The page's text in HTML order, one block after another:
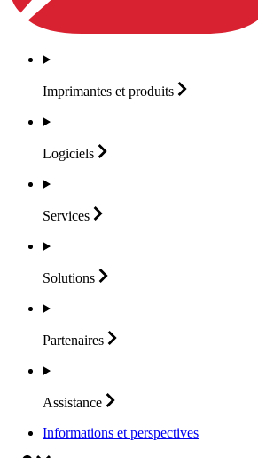
Imprimantes et produits
Logiciels
Services
Solutions
Partenaires
Assistance
Informations et perspectives